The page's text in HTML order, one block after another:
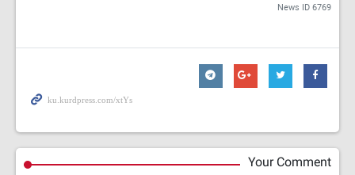
News ID6769
Your Comment